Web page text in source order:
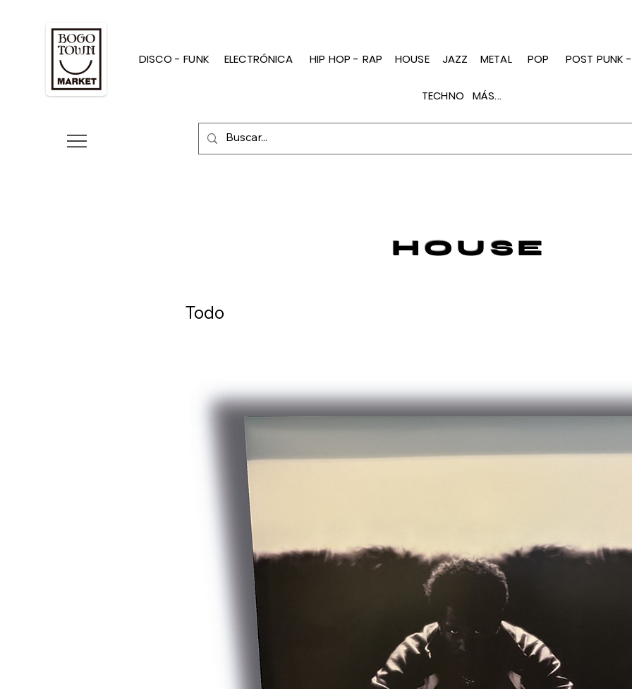
DISCO - FUNK ELECTRÓNICA HIP HOP - RAP HOUSE JAZZ METAL POP POST PUNK
TECHNO MÁS...
HOUSE
Todo